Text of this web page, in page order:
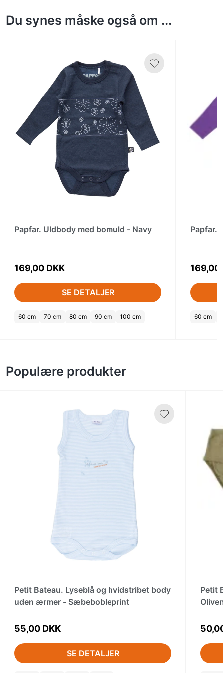
Du synes måske også om ...
Papfar. Uldbody med bomuld - Navy
169,00 DKK
SE DETALJER
60 cm 70 cm 80 cm 90 cm 100 cm
Papfar.
169,00
60 cm
Populære produkter
Petit Bateau. Lyseblå og hvidstribet body
uden ærmer - Sæbebobleprint
55,00 DKK
SE DETALJER
Petit